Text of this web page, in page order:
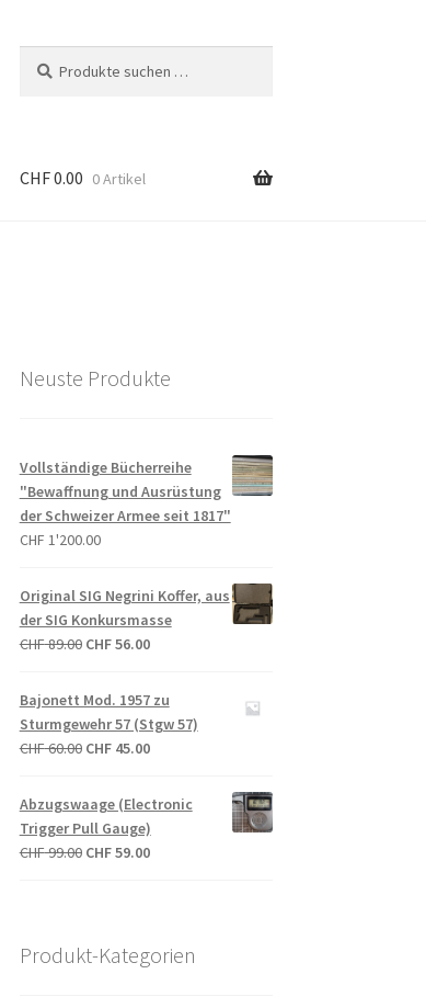
nach:
CHF0.00 0 Artikel
Neuste Produkte
Vollständige Bücherreihe
"Bewaffnung und Ausrüstung
der Schweizer Armee seit 1817"
CHF 1'200.00
Original SIG Negrini Koffer, aus
der SIG Konkursmasse
CHF89.00 Ursprünglicher
war:
CHF 89.00
CHF56.00Aktueller
ist:
CHF 56.00.
Bajonett Mod. 1957 zu
Sturmgewehr 57 (Stgw 57)
CHF60.00 Ursprünglicher
CHF 60.00
CHF45.00Aktueller
ist:
CHF 45.00.
Abzugswaage (Electronic
Trigger Pull Gauge)
CHF99.00 Ursprünglicher
CHF59.00Aktueller
Produkt-Kategorien